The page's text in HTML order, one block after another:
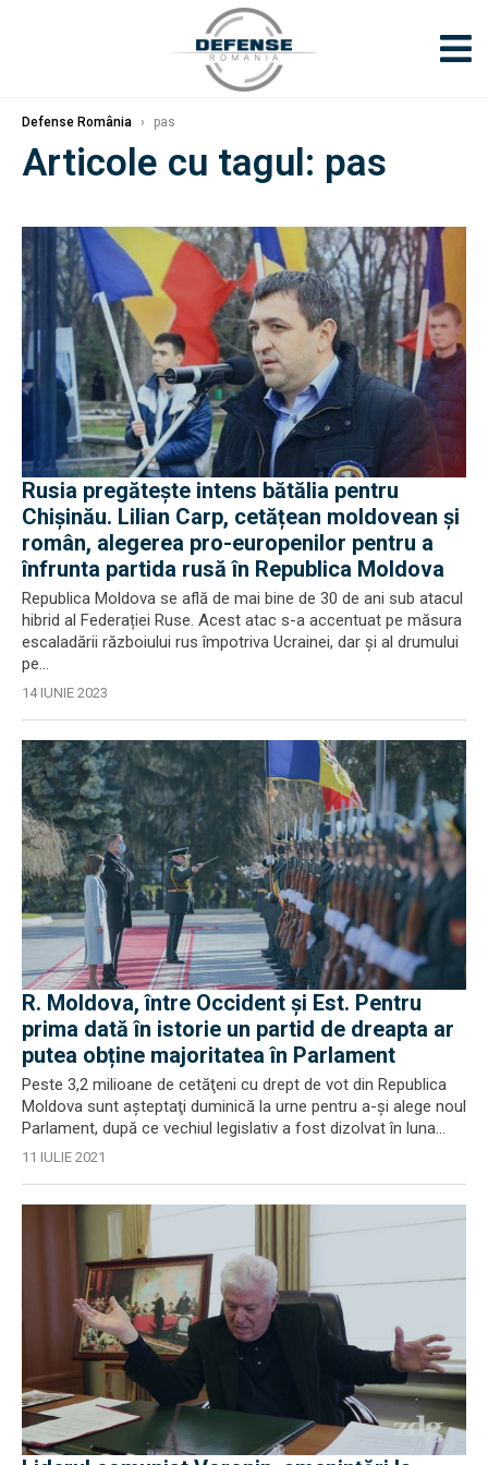
Defense România › pas
Articole cu tagul: pas
Rusia pregătește intens bătălia pentru
Chișinău. Lilian Carp, cetățean moldovean și
român, alegerea pro-europenilor pentru a
înfrunta partida rusă în Republica Moldova
Republica Moldova se află de mai bine de 30 de ani sub atacul
hibrid al Federației Ruse. Acest atac s-a accentuat pe măsura
escaladării războiului rus împotriva Ucrainei, dar și al drumului
pe...
14 IUNIE 2023
R. Moldova, între Occident și Est. Pentru
prima dată în istorie un partid de dreapta ar
putea obține majoritatea în Parlament
Peste 3,2 milioane de cetăţeni cu drept de vot din Republica
Moldova sunt aşteptaţi duminică la urne pentru a-şi alege noul
Parlament, după ce vechiul legislativ a fost dizolvat în luna...
11 IULIE 2021